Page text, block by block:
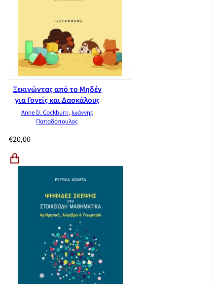
Ξεκινώντας από το Μηδέν
για Γονείς και Δασκάλους
Anne D. Cockburn, Ιωάννης
Παπαδόπουλος
€20,00